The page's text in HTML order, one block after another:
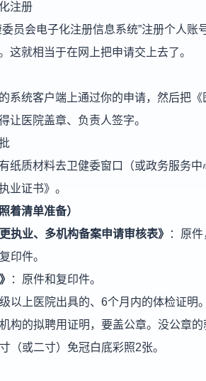
注册
委员会电子化注册信息系统”注册个人
这就相当于在网上把申请交上去了。
系统客户端上通过你的申请，然后把
让医院盖章、负责人签字。
纸质材料去卫健委窗口（或政务服务
业证书》。
着清单准备）
执业、多机构备案申请审核表》
：原
印件。
：原件和复印件。
以上医院出具的、6个月内的体检证明
构的拟聘用证明，要盖公章。没公章
（或二寸）免冠白底彩照2张。